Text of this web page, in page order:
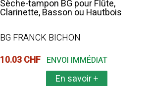
Sèche-tampon BG pour Flûte,
Clarinette, Basson ou Hautbois
BG FRANCK BICHON
10.03 CHF ENVOI IMMÉDIAT
En savoir+